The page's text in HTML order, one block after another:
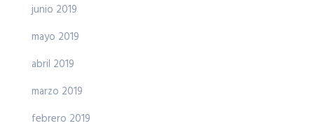
junio 2019
mayo 2019
abril 2019
marzo 2019
febrero 2019